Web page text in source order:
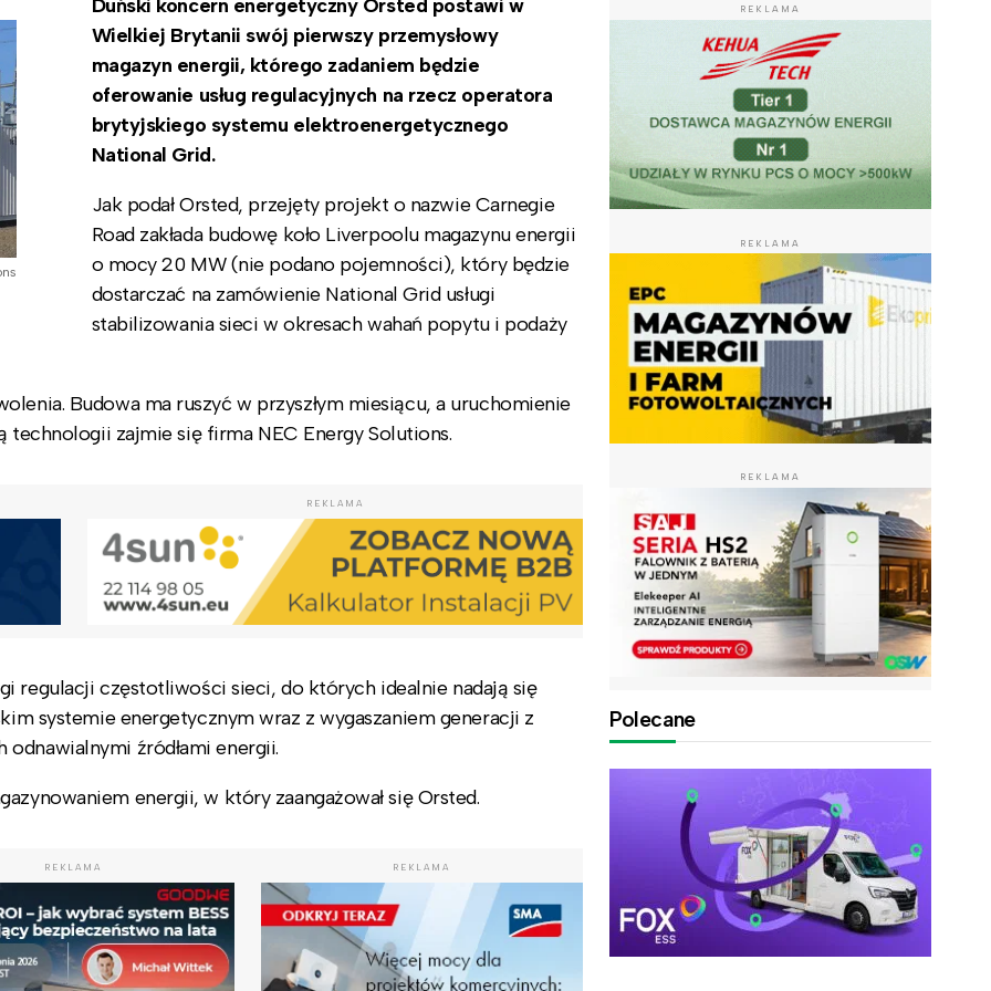
Duński koncern energetyczny Orsted postawi w
Wielkiej Brytanii swój pierwszy przemysłowy
magazyn energii, którego zadaniem będzie
oferowanie usług regulacyjnych na rzecz operatora
brytyjskiego systemu elektroenergetycznego
National Grid.
Jak podał Orsted, przejęty projekt o nazwie Carnegie
Road zakłada budowę koło Liverpoolu magazynu energii
o mocy 20 MW (nie podano pojemności), który będzie
dostarczać na zamówienie National Grid usługi
stabilizowania sieci w okresach wahań popytu i podaży
Budowa ma ruszyć w przyszłym miesiącu, a uruchomienie
zajmie się firma NEC Energy Solutions.
REKLAMA
regulacji częstotliwości sieci, do których idealnie nadają się
systemie energetycznym wraz z wygaszaniem generacji z
źródłami energii.
energii, w który zaangażował się Orsted.
REKLAMA REKLAMA
REKLAMA
REKLAMA
REKLAMA
Polecane